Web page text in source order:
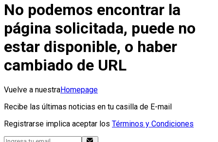
No podemos encontrar la
página solicitada, puede no
estar disponible, o haber
cambiado de URL
Vuelve a nuestraHomepage
Recibe las últimas noticias en tu casilla de E-mail
Registrarse implica aceptar los Términos y Condiciones